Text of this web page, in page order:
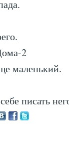
2
маленький.
писать